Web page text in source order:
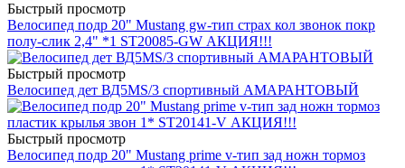
Быстрый просмотр
Велосипед подр 20" Mustang gw-тип страх кол звонок покр
полу-слик 2,4" *1 ST20085-GW АКЦИЯ!!!
Быстрый просмотр
Велосипед дет ВД5МS/3 спортивный АМАРАНТОВЫЙ
Быстрый просмотр
Велосипед подр 20" Mustang prime v-тип зад ножн тормоз